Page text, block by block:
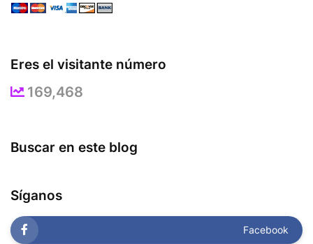
Eres el visitante número
169,468
Buscar en este blog
Síganos
Facebook